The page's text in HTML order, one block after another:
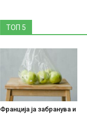
ТОП 5
Франција ја забранува и